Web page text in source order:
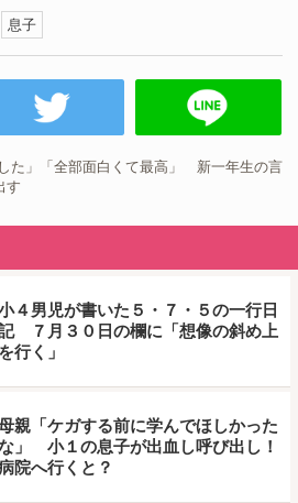
息子
した」「全部面白くて最高」 新一年生の言
す
４男児が書いた５・７・５の一行日
７月３０日の欄に「想像の斜め上
を行く」
親「ケガする前に学んでほしかった
」 小１の息子が出血し呼び出し！
院へ行くと？